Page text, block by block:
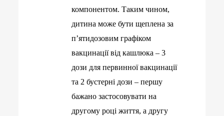
компонентом. Таким чином,
дитина може бути щеплена за
п’ятидозовим графіком
вакцинації від кашлюка – 3
дози для первинної вакцинації
та 2 бустерні дози – першу
бажано застосовувати на
другому році життя, а другу